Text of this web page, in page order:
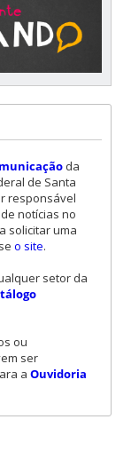
da
de Santa
responsável
notícias no
solicitar uma
o site.
setor da
ou
ser
a Ouvidoria